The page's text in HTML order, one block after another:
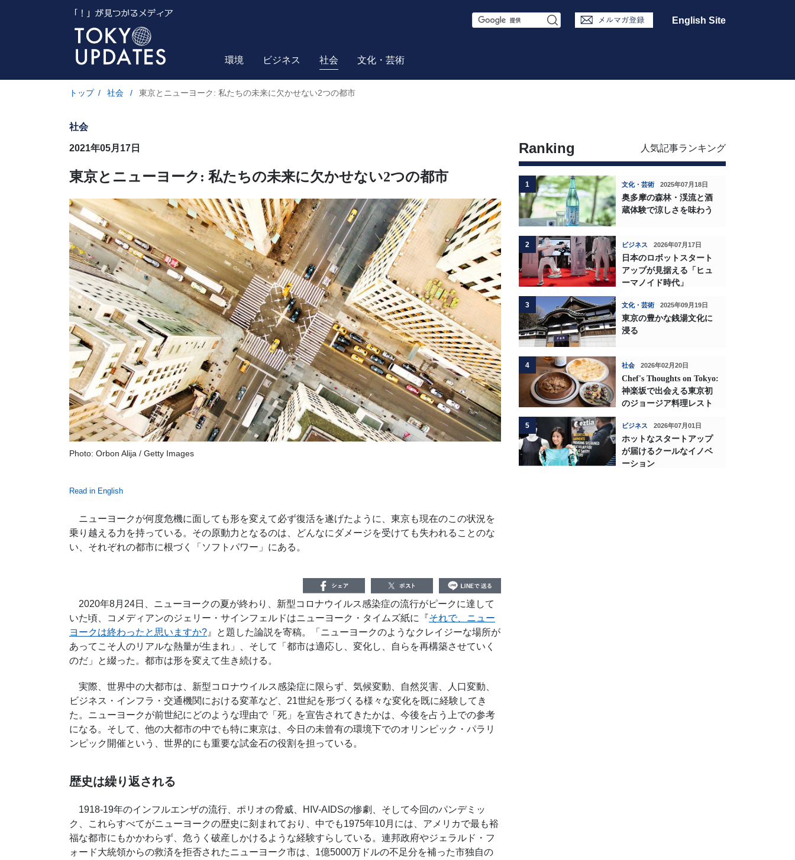
S
r
English Site
環境 ビジネス 社会 文化・芸術
トップ / 社会 / 東京とニューヨーク: 私たちの未来に欠かせない2つの都市
社会
2021年05月17日
東京とニューヨーク: 私たちの未来に欠かせない2つの都市
Photo: Orbon Alija / Getty Images
Read in English
ニューヨークが何度危機に面しても形を変えて必ず復活を遂げたように、東京も現在のこの状況を
乗り越える力を持っている。その原動力となるのは、どんなにダメージを受けても失われることのな
い、それぞれの都市に根づく「ソフトパワー」にある。
2020年8月24日、ニューヨークの夏が終わり、新型コロナウイルス感染症の流行がピークに達して
いた頃、コメディアンのジェリー・サインフェルドはニューヨーク・タイムズ紙に『それで、ニュー
ヨークは終わったと思いますか? 』と題した論説を寄稿。「ニューヨークのようなクレイジーな場所が
あってこそ人のリアルな熱量が生まれ」、そして「都市は適応し、変化し、自らを再構築させていく
のだ」と綴った。都市は形を変えて生き続ける。
実際、世界中の大都市は、新型コロナウイルス感染症に限らず、気候変動、自然災害、人口変動、
ビジネス・インフラ・交通機関における変革など、21世紀を形づくる様々な変化を既に経験してき
た。ニューヨークが前世紀にどのような理由で「死」を宣告されてきたかは、今後を占う上での参考
になる。そして、他の大都市の中でも特に東京は、今日の未曾有の環境下でのオリンピック・パラリ
ンピック開催という、世界的にも重要な試金石の役割を担っている。
歴史は繰り返される
1918-19年のインフルエンザの流行、ポリオの脅威、HIV-AIDSの惨劇、そして今回のパンデミッ
ク、これらすべてがニューヨークの歴史に刻まれており、中でも1975年10月には、アメリカで最も裕
福な都市にもかかわらず、危うく破産しかけるような経験すらしている。連邦政府やジェラルド・フ
ォード大統領からの救済を拒否されたニューヨーク市は、1億5000万ドルの不足分を補った市独自の
Ranking 人気記事ランキング
1 文化・芸術 2025年07月18日
奥多摩の森林・渓流と酒
蔵体験で涼しさを味わう
2 ビジネス 2026年07月17日
日本のロボットスタート
アップが見据える「ヒュ
ーマノイド時代」
3 文化・芸術 2025年09月19日
東京の豊かな銭湯文化に
浸る
4 社会 2026年02月20日
Chef's Thoughts on Tokyo:
神楽坂で出会える東京初
のジョージア料理レスト
5 ビジネス 2026年07月01日
ホットなスタートアップ
が届けるクールなイノベ
ーション